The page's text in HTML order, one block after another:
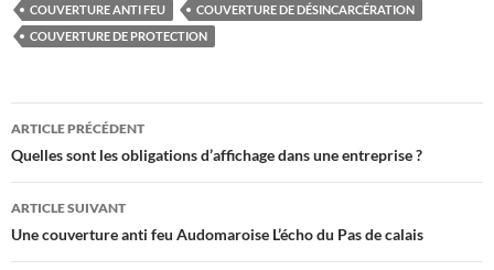
COUVERTURE ANTI FEU
COUVERTURE DE DÉSINCARCÉRATION
COUVERTURE DE PROTECTION
Navigation
des
articles
ARTICLE PRÉCÉDENT
Quelles sont les obligations d’affichage dans une entreprise ?
ARTICLE SUIVANT
Une couverture anti feu Audomaroise L’écho du Pas de calais